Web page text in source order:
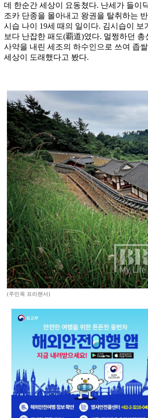
데 한순간 세상이 요동쳤다. 난세가 들이
조카 단종을 몰아내고 왕권을 탈취하는
시습 나이 19세 때의 일이다. 김시습이 보
보다 난잡한 패도(覇道)였다. 멀쩡하던 총
사약을 내린 세조의 하수인으로 쓰여 좁
세상이 도래했다고 봤다.
(주민욱 프리랜서)